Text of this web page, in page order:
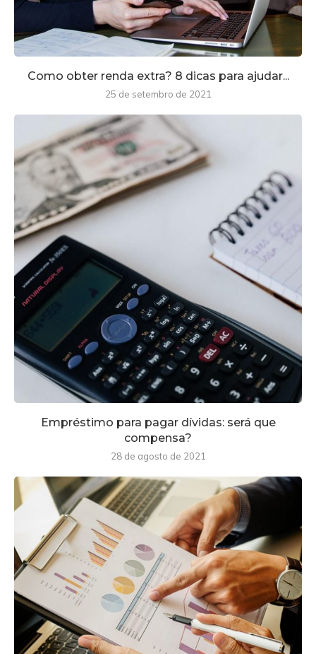
Como obter renda extra? 8 dicas para ajudar...
25 de setembro de 2021
Empréstimo para pagar dívidas: será que
compensa?
28 de agosto de 2021